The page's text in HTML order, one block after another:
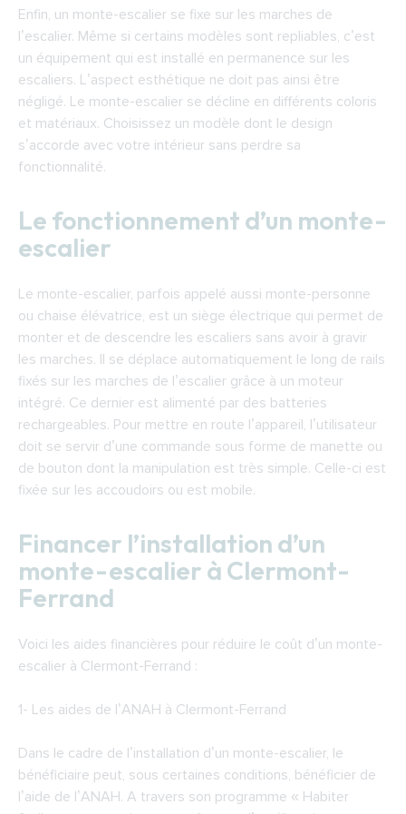
Enfin, un monte-escalier se fixe sur les marches de
l’escalier. Même si certains modèles sont repliables, c’est
un équipement qui est installé en permanence sur les
escaliers. L’aspect esthétique ne doit pas ainsi être
négligé. Le monte-escalier se décline en différents coloris
et matériaux. Choisissez un modèle dont le design
s’accorde avec votre intérieur sans perdre sa
fonctionnalité.
Le fonctionnement d’un monte-
escalier
Le monte-escalier, parfois appelé aussi monte-personne
ou chaise élévatrice, est un siège électrique qui permet de
monter et de descendre les escaliers sans avoir à gravir
les marches. Il se déplace automatiquement le long de rails
fixés sur les marches de l’escalier grâce à un moteur
intégré. Ce dernier est alimenté par des batteries
rechargeables. Pour mettre en route l’appareil, l’utilisateur
doit se servir d’une commande sous forme de manette ou
de bouton dont la manipulation est très simple. Celle-ci est
fixée sur les accoudoirs ou est mobile.
Financer l’installation d’un
monte-escalier à Clermont-
Ferrand
Voici les aides financières pour réduire le coût d’un monte-
escalier à Clermont-Ferrand :
1- Les aides de l’ANAH à Clermont-Ferrand
Dans le cadre de l’installation d’un monte-escalier, le
bénéficiaire peut, sous certaines conditions, bénéficier de
l’aide de l’ANAH. A travers son programme « Habiter